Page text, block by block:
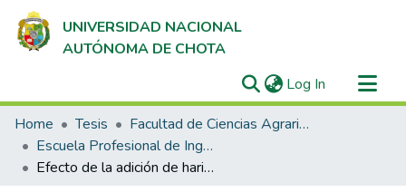
UNIVERSIDAD NACIONAL
AUTÓNOMA DE CHOTA
Log In (current)
Communities & Collections
All of DSpace
Statistics
Home Tesis
Facultad de Ciencias Agrarias
Escuela Profesional de Ingeniería Agroindustrial
Efecto de la adición de harina de lombriz roja (Eisenia foetida) en la alimentación sobre los parámetros zootécnicos de alevines de trucha roja (Oncorhynchus mykiss).